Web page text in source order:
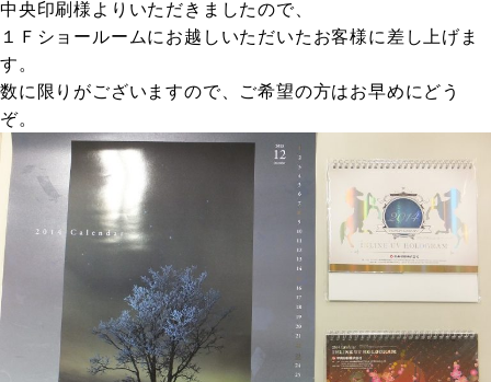
中央印刷様よりいただきましたので、
１Ｆショールームにお越しいただいたお客様に差し上げま
す。
数に限りがございますので、ご希望の方はお早めにどう
ぞ。